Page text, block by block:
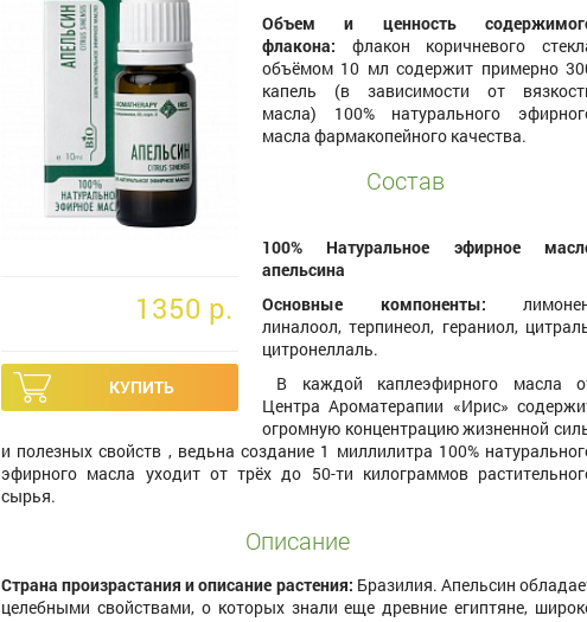
1350 p.
Объем и ценность
флакона: флакон коричневого
объёмом 10 мл содержит примерно
капель (в зависимости от
масла) 100% натурального
масла фармакопейного качества.
Состав
100% Натуральное эфирное
апельсина
Основные компоненты:
линалоол, терпинеол, гераниол,
цитронеллаль.
В каждой каплеэфирного масла
Центра Ароматерапии «Ирис»
огромную концентрацию жизненной
и полезных свойств , ведьна создание 1 миллилитра 100%
эфирного масла уходит от трёх до 50-ти килограммов
сырья.
Описание
Страна произрастания и описание растения: Бразилия. Апельсин
целебными свойствами, о которых знали еще древние египтяне,